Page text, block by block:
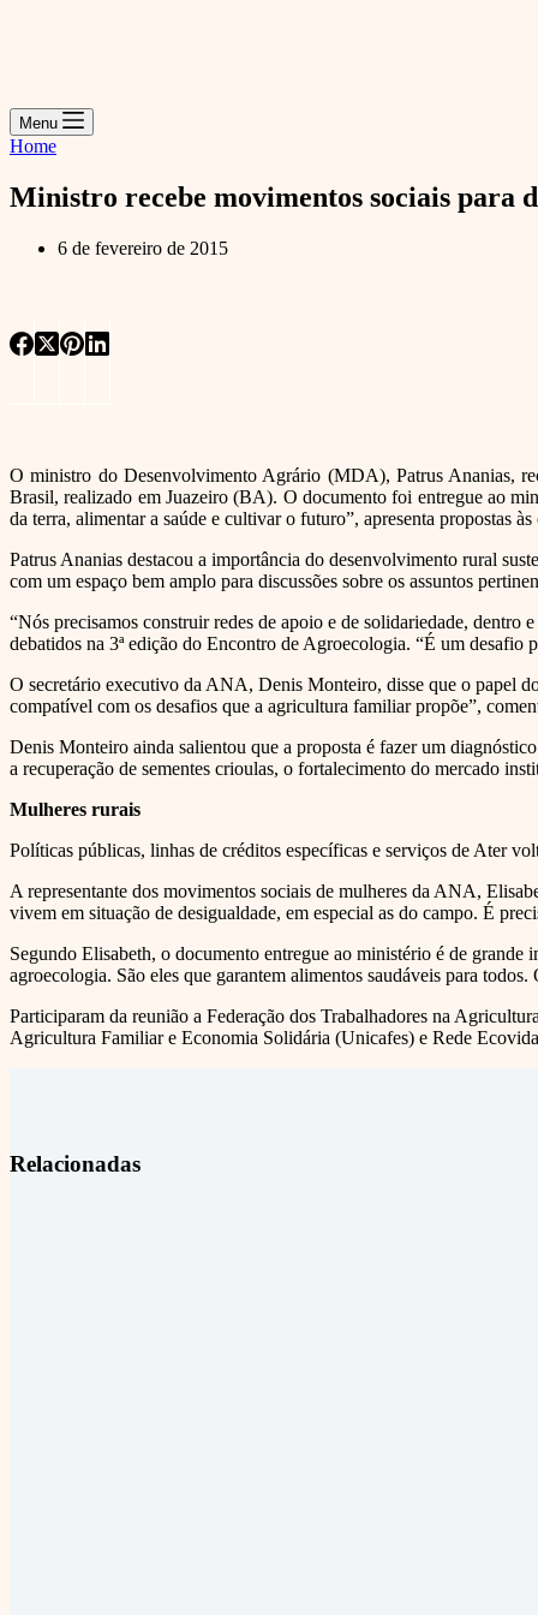
Menu
Home
Ministro recebe movimentos sociais para
6 de fevereiro de 2015
O ministro do Desenvolvimento Agrário (MDA), Patrus Ananias,
Brasil, realizado em Juazeiro (BA). O documento foi entregue ao
da terra, alimentar a saúde e cultivar o futuro”, apresenta propostas
Patrus Ananias destacou a importância do desenvolvimento rural
com um espaço bem amplo para discussões sobre os assuntos
“Nós precisamos construir redes de apoio e de solidariedade, dentro
debatidos na 3ª edição do Encontro de Agroecologia. “É um
O secretário executivo da ANA, Denis Monteiro, disse que o papel
compatível com os desafios que a agricultura familiar propõe”,
Denis Monteiro ainda salientou que a proposta é fazer um
a recuperação de sementes crioulas, o fortalecimento do mercado
Mulheres rurais
Políticas públicas, linhas de créditos específicas e serviços de Ater
A representante dos movimentos sociais de mulheres da ANA,
vivem em situação de desigualdade, em especial as do campo. É
Segundo Elisabeth, o documento entregue ao ministério é de
agroecologia. São eles que garantem alimentos saudáveis para
Participaram da reunião a Federação dos Trabalhadores na
Agricultura Familiar e Economia Solidária (Unicafes) e Rede
Relacionadas